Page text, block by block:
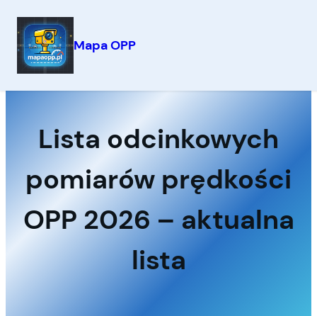
Przejdź
Mapa OPP
Lista odcinkowych
pomiarów prędkości
OPP 2026 – aktualna
lista